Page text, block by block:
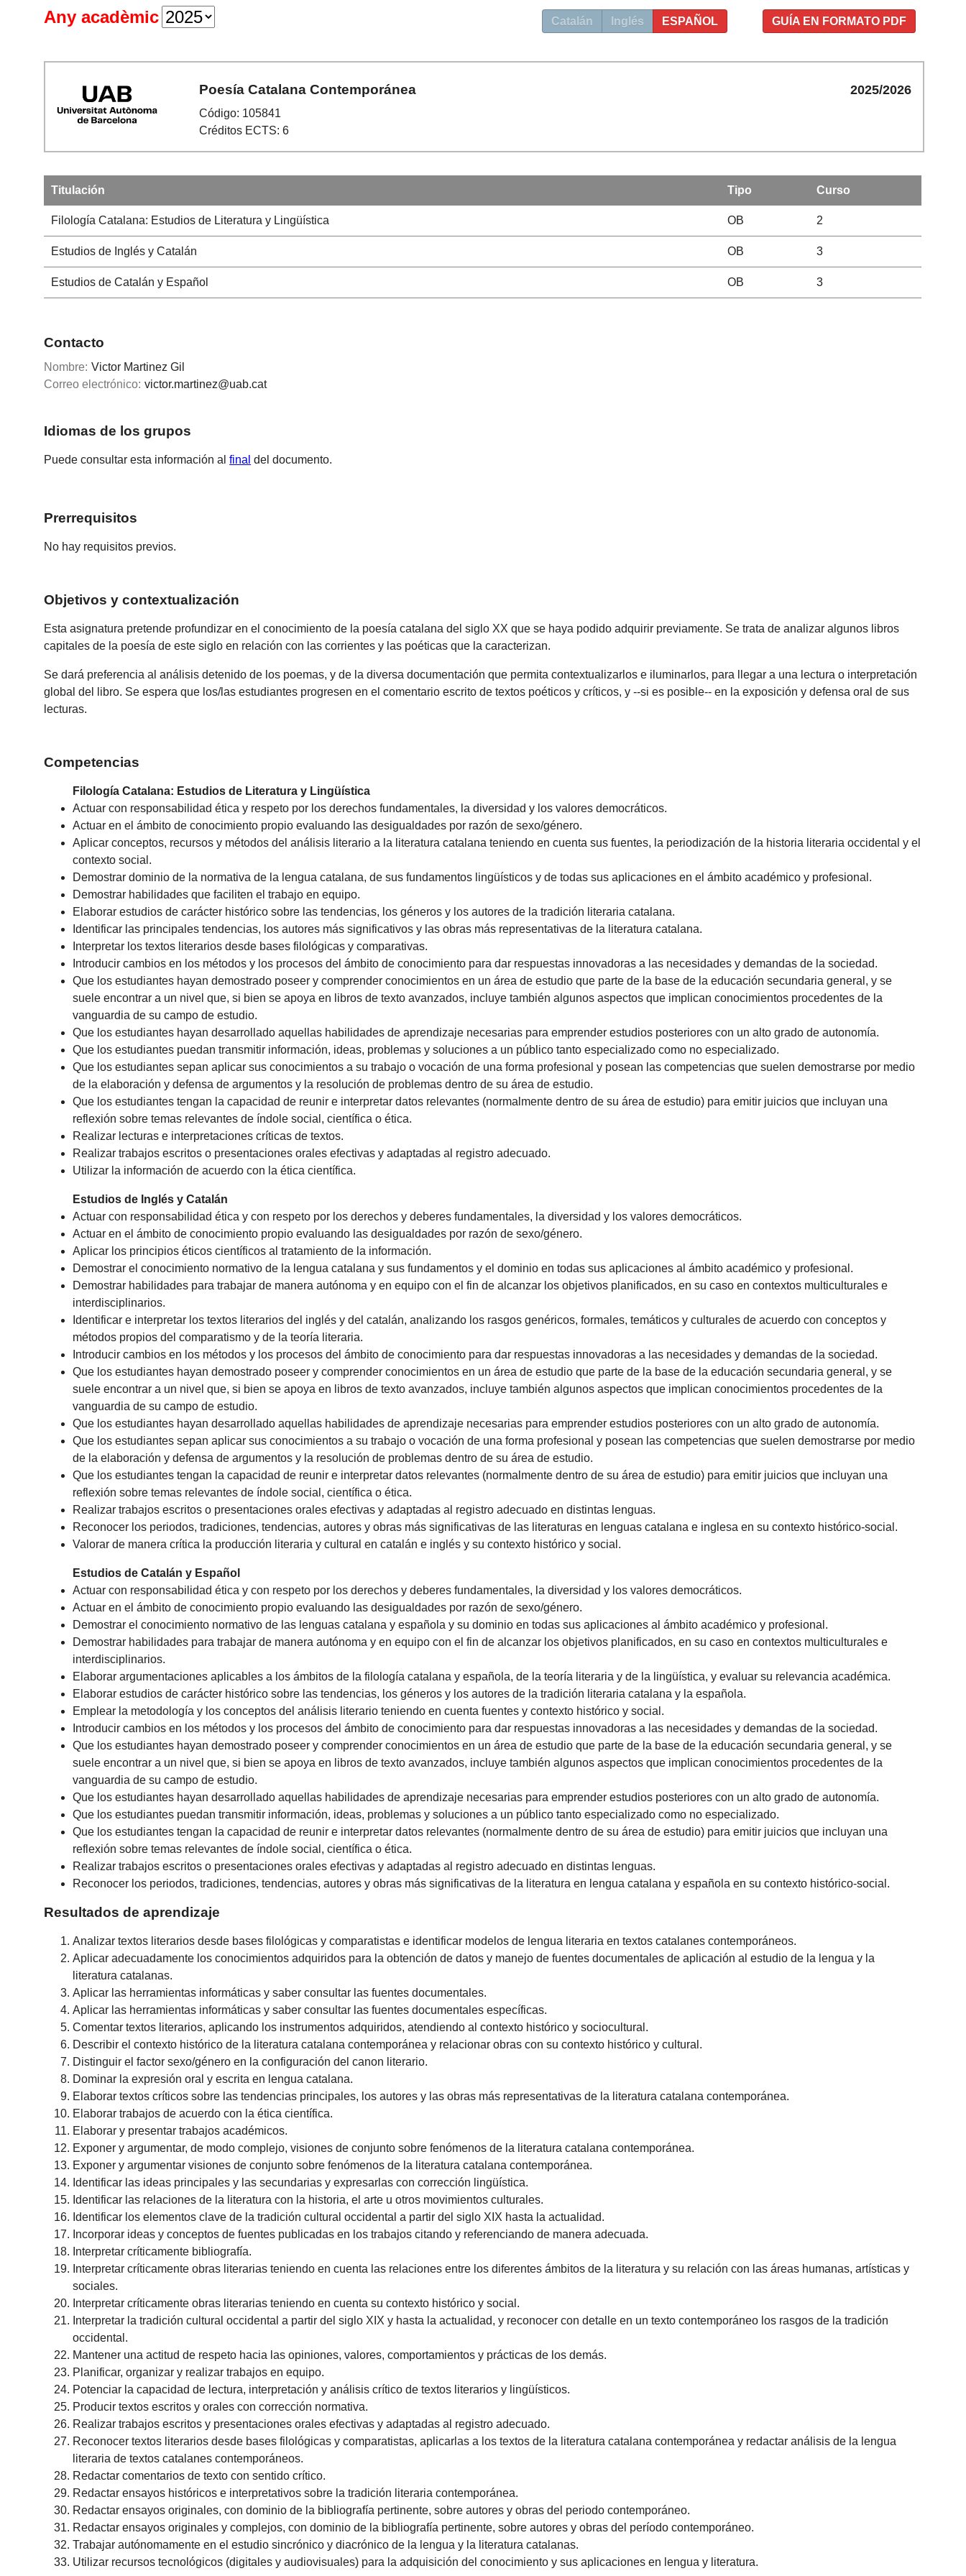
GUÍA EN FORMATO PDF
Catalán Inglés ESPAÑOL
Any acadèmic
Poesía Catalana Contemporánea
Código: 105841
Créditos ECTS: 6
2025/2026
Titulación Tipo Curso
Filología Catalana: Estudios de Literatura y Lingüística OB 2
Estudios de Inglés y Catalán OB 3
Estudios de Catalán y Español OB 3
Contacto
Nombre: Victor Martinez Gil
Correo electrónico: victor.martinez@uab.cat
Idiomas de los grupos
Puede consultar esta información alfinal del documento.
Prerrequisitos
No hay requisitos previos.
Objetivos y contextualización
Esta asignatura pretende profundizar en el conocimiento de la poesía catalana del siglo XX que se haya podido adquirir previamente. Se trata de analizar algunos libros
capitales de la poesía de este siglo en relación con las corrientes y las poéticas que la caracterizan.
Se dará preferencia al análisis detenido de los poemas, y de la diversa documentación que permita contextualizarlos e iluminarlos, para llegar a una lectura o interpretación
global del libro. Se espera que los/las estudiantes progresen en el comentario escrito de textos poéticos y críticos, y --si es posible-- en la exposición y defensa oral de sus
lecturas.
Competencias
Filología Catalana: Estudios de Literatura y Lingüística
Actuar con responsabilidad ética y respeto por los derechos fundamentales, la diversidad y los valores democráticos.
Actuar en el ámbito de conocimiento propio evaluando las desigualdades por razón de sexo/género.
Aplicar conceptos, recursos y métodos del análisis literario a la literatura catalana teniendo en cuenta sus fuentes, la periodización de la historia literaria occidental y el
contexto social.
Demostrar dominio de la normativa de la lengua catalana, de sus fundamentos lingüísticos y de todas sus aplicaciones en el ámbito académico y profesional.
Demostrar habilidades que faciliten el trabajo en equipo.
Elaborar estudios de carácter histórico sobre las tendencias, los géneros y los autores de la tradición literaria catalana.
Identificar las principales tendencias, los autores más significativos y las obras más representativas de la literatura catalana.
Interpretar los textos literarios desde bases filológicas y comparativas.
Introducir cambios en los métodos y los procesos del ámbito de conocimiento para dar respuestas innovadoras a las necesidades y demandas de la sociedad.
Que los estudiantes hayan demostrado poseer y comprender conocimientos en un área de estudio que parte de la base de la educación secundaria general, y se
suele encontrar a un nivel que, si bien se apoya en libros de texto avanzados, incluye también algunos aspectos que implican conocimientos procedentes de la
vanguardia de su campo de estudio.
Que los estudiantes hayan desarrollado aquellas habilidades de aprendizaje necesarias para emprender estudios posteriores con un alto grado de autonomía.
Que los estudiantes puedan transmitir información, ideas, problemas y soluciones a un público tanto especializado como no especializado.
Que los estudiantes sepan aplicar sus conocimientos a su trabajo o vocación de una forma profesional y posean las competencias que suelen demostrarse por medio
de la elaboración y defensa de argumentos y la resolución de problemas dentro de su área de estudio.
Que los estudiantes tengan la capacidad de reunir e interpretar datos relevantes (normalmente dentro de su área de estudio) para emitir juicios que incluyan una
reflexión sobre temas relevantes de índole social, científica o ética.
Realizar lecturas e interpretaciones críticas de textos.
Realizar trabajos escritos o presentaciones orales efectivas y adaptadas al registro adecuado.
Utilizar la información de acuerdo con la ética científica.
Estudios de Inglés y Catalán
Actuar con responsabilidad ética y con respeto por los derechos y deberes fundamentales, la diversidad y los valores democráticos.
Actuar en el ámbito de conocimiento propio evaluando las desigualdades por razón de sexo/género.
Aplicar los principios éticos científicos al tratamiento de la información.
Demostrar el conocimiento normativo de la lengua catalana y sus fundamentos y el dominio en todas sus aplicaciones al ámbito académico y profesional.
Demostrar habilidades para trabajar de manera autónoma y en equipo con el fin de alcanzar los objetivos planificados, en su caso en contextos multiculturales e
interdisciplinarios.
Identificar e interpretar los textos literarios del inglés y del catalán, analizando los rasgos genéricos, formales, temáticos y culturales de acuerdo con conceptos y
métodos propios del comparatismo y de la teoría literaria.
Introducir cambios en los métodos y los procesos del ámbito de conocimiento para dar respuestas innovadoras a las necesidades y demandas de la sociedad.
Que los estudiantes hayan demostrado poseer y comprender conocimientos en un área de estudio que parte de la base de la educación secundaria general, y se
suele encontrar a un nivel que, si bien se apoya en libros de texto avanzados, incluye también algunos aspectos que implican conocimientos procedentes de la
vanguardia de su campo de estudio.
Que los estudiantes hayan desarrollado aquellas habilidades de aprendizaje necesarias para emprender estudios posteriores con un alto grado de autonomía.
Que los estudiantes sepan aplicar sus conocimientos a su trabajo o vocación de una forma profesional y posean las competencias que suelen demostrarse por medio
de la elaboración y defensa de argumentos y la resolución de problemas dentro de su área de estudio.
Que los estudiantes tengan la capacidad de reunir e interpretar datos relevantes (normalmente dentro de su área de estudio) para emitir juicios que incluyan una
reflexión sobre temas relevantes de índole social, científica o ética.
Realizar trabajos escritos o presentaciones orales efectivas y adaptadas al registro adecuado en distintas lenguas.
Reconocer los periodos, tradiciones, tendencias, autores y obras más significativas de las literaturas en lenguas catalana e inglesa en su contexto histórico-social.
Valorar de manera crítica la producción literaria y cultural en catalán e inglés y su contexto histórico y social.
Estudios de Catalán y Español
Actuar con responsabilidad ética y con respeto por los derechos y deberes fundamentales, la diversidad y los valores democráticos.
Actuar en el ámbito de conocimiento propio evaluando las desigualdades por razón de sexo/género.
Demostrar el conocimiento normativo de las lenguas catalana y española y su dominio en todas sus aplicaciones al ámbito académico y profesional.
Demostrar habilidades para trabajar de manera autónoma y en equipo con el fin de alcanzar los objetivos planificados, en su caso en contextos multiculturales e
interdisciplinarios.
Elaborar argumentaciones aplicables a los ámbitos de la filología catalana y española, de la teoría literaria y de la lingüística, y evaluar su relevancia académica.
Elaborar estudios de carácter histórico sobre las tendencias, los géneros y los autores de la tradición literaria catalana y la española.
Emplear la metodología y los conceptos del análisis literario teniendo en cuenta fuentes y contexto histórico y social.
Introducir cambios en los métodos y los procesos del ámbito de conocimiento para dar respuestas innovadoras a las necesidades y demandas de la sociedad.
Que los estudiantes hayan demostrado poseer y comprender conocimientos en un área de estudio que parte de la base de la educación secundaria general, y se
suele encontrar a un nivel que, si bien se apoya en libros de texto avanzados, incluye también algunos aspectos que implican conocimientos procedentes de la
vanguardia de su campo de estudio.
Que los estudiantes hayan desarrollado aquellas habilidades de aprendizaje necesarias para emprender estudios posteriores con un alto grado de autonomía.
Que los estudiantes puedan transmitir información, ideas, problemas y soluciones a un público tanto especializado como no especializado.
Que los estudiantes tengan la capacidad de reunir e interpretar datos relevantes (normalmente dentro de su área de estudio) para emitir juicios que incluyan una
reflexión sobre temas relevantes de índole social, científica o ética.
Realizar trabajos escritos o presentaciones orales efectivas y adaptadas al registro adecuado en distintas lenguas.
Reconocer los periodos, tradiciones, tendencias, autores y obras más significativas de la literatura en lengua catalana y española en su contexto histórico-social.
Resultados de aprendizaje
Analizar textos literarios desde bases filológicas y comparatistas e identificar modelos de lengua literaria en textos catalanes contemporáneos.
Aplicar adecuadamente los conocimientos adquiridos para la obtención de datos y manejo de fuentes documentales de aplicación al estudio de la lengua y la
literatura catalanas.
Aplicar las herramientas informáticas y saber consultar las fuentes documentales.
Aplicar las herramientas informáticas y saber consultar las fuentes documentales específicas.
Comentar textos literarios, aplicando los instrumentos adquiridos, atendiendo al contexto histórico y sociocultural.
Describir el contexto histórico de la literatura catalana contemporánea y relacionar obras con su contexto histórico y cultural.
Distinguir el factor sexo/género en la configuración del canon literario.
Dominar la expresión oral y escrita en lengua catalana.
Elaborar textos críticos sobre las tendencias principales, los autores y las obras más representativas de la literatura catalana contemporánea.
Elaborar trabajos de acuerdo con la ética científica.
Elaborar y presentar trabajos académicos.
Exponer y argumentar, de modo complejo, visiones de conjunto sobre fenómenos de la literatura catalana contemporánea.
Exponer y argumentar visiones de conjunto sobre fenómenos de la literatura catalana contemporánea.
Identificar las ideas principales y las secundarias y expresarlas con corrección lingüística.
Identificar las relaciones de la literatura con la historia, el arte u otros movimientos culturales.
Identificar los elementos clave de la tradición cultural occidental a partir del siglo XIX hasta la actualidad.
Incorporar ideas y conceptos de fuentes publicadas en los trabajos citando y referenciando de manera adecuada.
Interpretar críticamente bibliografía.
Interpretar críticamente obras literarias teniendo en cuenta las relaciones entre los diferentes ámbitos de la literatura y su relación con las áreas humanas, artísticas y
sociales.
Interpretar críticamente obras literarias teniendo en cuenta su contexto histórico y social.
Interpretar la tradición cultural occidental a partir del siglo XIX y hasta la actualidad, y reconocer con detalle en un texto contemporáneo los rasgos de la tradición
occidental.
Mantener una actitud de respeto hacia las opiniones, valores, comportamientos y prácticas de los demás.
Planificar, organizar y realizar trabajos en equipo.
Potenciar la capacidad de lectura, interpretación y análisis crítico de textos literarios y lingüísticos.
Producir textos escritos y orales con corrección normativa.
Realizar trabajos escritos y presentaciones orales efectivas y adaptadas al registro adecuado.
Reconocer textos literarios desde bases filológicas y comparatistas, aplicarlas a los textos de la literatura catalana contemporánea y redactar análisis de la lengua
literaria de textos catalanes contemporáneos.
Redactar comentarios de texto con sentido crítico.
Redactar ensayos históricos e interpretativos sobre la tradición literaria contemporánea.
Redactar ensayos originales, con dominio de la bibliografía pertinente, sobre autores y obras del periodo contemporáneo.
Redactar ensayos originales y complejos, con dominio de la bibliografía pertinente, sobre autores y obras del período contemporáneo.
Trabajar autónomamente en el estudio sincrónico y diacrónico de la lengua y la literatura catalanas.
Utilizar recursos tecnológicos (digitales y audiovisuales) para la adquisición del conocimiento y sus aplicaciones en lengua y literatura.